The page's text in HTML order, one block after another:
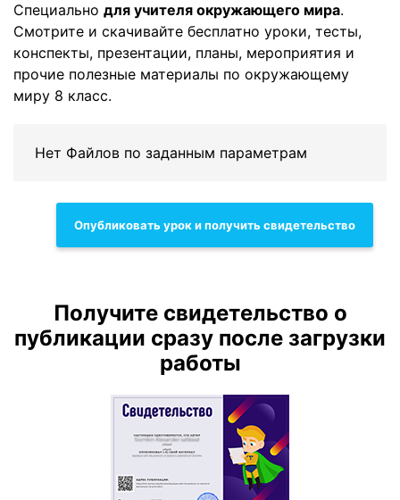
Специально для учителя окружающего мира.
Смотрите и скачивайте бесплатно уроки, тесты,
конспекты, презентации, планы, мероприятия и
прочие полезные материалы по окружающему
миру 8 класс.
Нет Файлов по заданным параметрам
Опубликовать урок и получить свидетельство
Получите свидетельство о
публикации сразу после загрузки
работы